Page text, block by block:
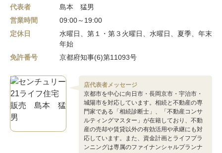
代表者
島本 猛男
営業時間
09:00～19:00
定休日
水曜日、第１・第３火曜日、水曜日、夏季、年末
年始
免許番号
京都府知事(6)第11093号
店代表者メッセージ
京都市を中心に向日市・長岡京市・宇治市・
城陽市を対応しています。相続と不動産の専
門家である「相続診断士」、「不動産コンサ
ルティングマスター」が在籍しており、不動
産の売却や賃貸以外の有効活用や承継にも対
応しています。また、資金計画とライフプラ
ンニングは専属のファイナンシャルプランナ